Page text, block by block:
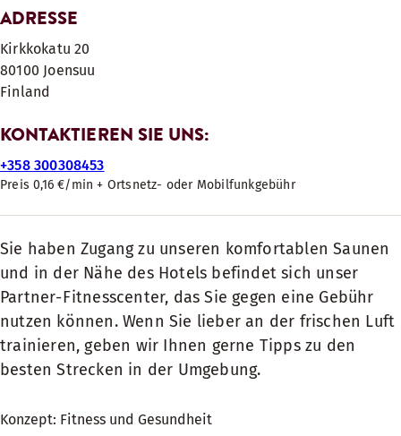
ADRESSE
Kirkkokatu 20
80100 Joensuu
Finland
KONTAKTIEREN SIE UNS:
+358 300308453
Preis 0,16 €/min + Ortsnetz- oder Mobilfunkgebühr
Sie haben Zugang zu unseren komfortablen Saunen
und in der Nähe des Hotels befindet sich unser
Partner-Fitnesscenter, das Sie gegen eine Gebühr
nutzen können. Wenn Sie lieber an der frischen Luft
trainieren, geben wir Ihnen gerne Tipps zu den
besten Strecken in der Umgebung.
Konzept: Fitness und Gesundheit